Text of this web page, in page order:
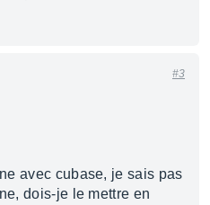
#3
avec cubase, je sais pas
dois-je le mettre en